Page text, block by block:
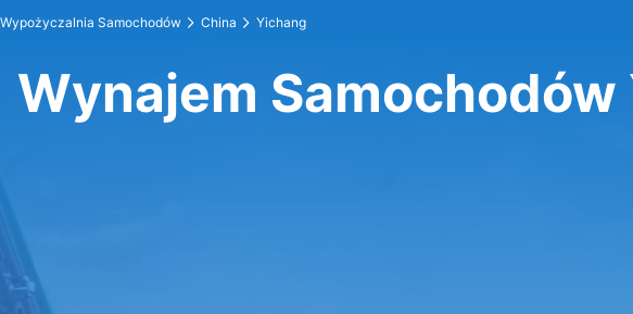
Wypożyczalnia Samochodów China Yichang
Wynajem